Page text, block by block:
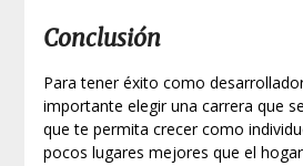
Conclusión
Para tener éxito como
importante elegir una carrera que
que te permita crecer como
pocos lugares mejores que el